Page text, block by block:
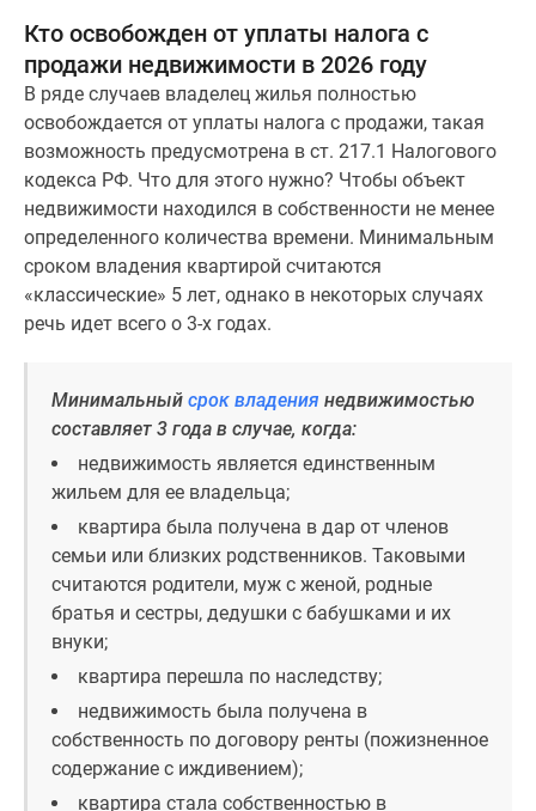
поселки
Строящиеся
коттеджные
поселки
Коттеджные
поселки
лесу
Коттеджные
поселки
водоема
Коттеджные
ипотеку
Бизнес-
центры
Коттеджи
Скидки
Кто освобожден от уплаты налога с
продажи недвижимости в 2026 году
В ряде случаев владелец жилья полностью
освобождается от уплаты налога с продажи, такая
возможность предусмотрена в ст. 217.1 Налогового
кодекса РФ. Что для этого нужно? Чтобы объект
недвижимости находился в собственности не менее
определенного количества времени. Минимальным
сроком владения квартирой считаются
«классические» 5 лет, однако в некоторых случаях
речь идет всего о 3-х годах.
Минимальный срок владения недвижимостью
составляет 3 года в случае, когда:
недвижимость является единственным
жильем для ее владельца;
квартира была получена в дар от членов
семьи или близких родственников. Таковыми
считаются родители, муж с женой, родные
братья и сестры, дедушки с бабушками и их
внуки;
квартира перешла по наследству;
недвижимость была получена в
собственность по договору ренты (пожизненное
содержание с иждивением);
квартира стала собственностью в